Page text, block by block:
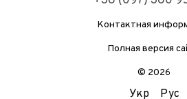
Контактная
Полная версия
© 2026
Укр Рус